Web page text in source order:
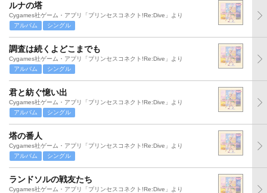
ルナの塔
Cygames社ゲーム・アプリ「プリンセスコネクト!Re:Dive」より
アルバム
シングル
調査は続くよどこまでも
Cygames社ゲーム・アプリ「プリンセスコネクト!Re:Dive」より
アルバム
シングル
君と紡ぐ憶い出
Cygames社ゲーム・アプリ「プリンセスコネクト!Re:Dive」より
アルバム
シングル
塔の番人
Cygames社ゲーム・アプリ「プリンセスコネクト!Re:Dive」より
アルバム
シングル
ランドソルの戦友たち
Cygames社ゲーム・アプリ「プリンセスコネクト!Re:Dive」より